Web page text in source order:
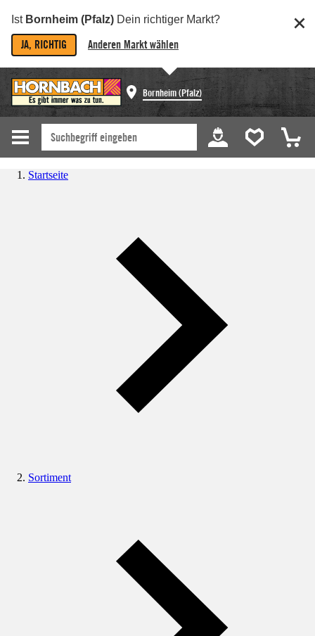
Ist Bornheim (Pfalz) Dein richtiger Markt?
JA, RICHTIG Anderen Markt wählen
Bornheim (Pfalz)
Startseite
Sortiment